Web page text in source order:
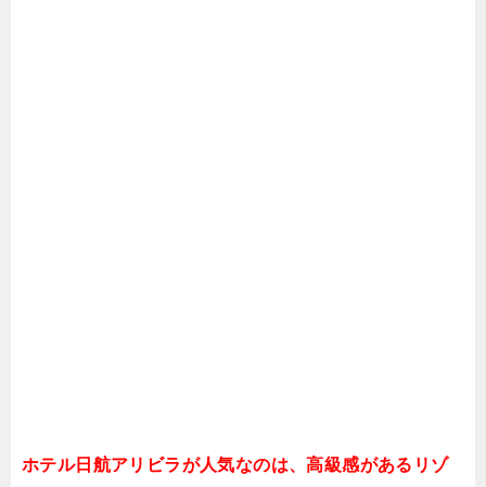
ホテル日航アリビラが人気なのは、高級感があるリゾ